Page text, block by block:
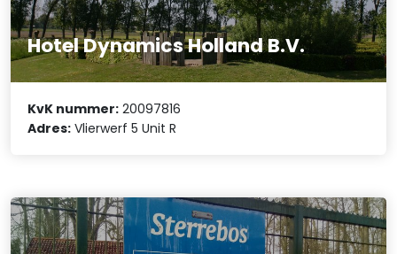
Hotel Dynamics Holland B.V.
KvK nummer: 20097816
Adres: Vlierwerf 5 Unit R